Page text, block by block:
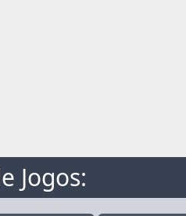
Jogos: